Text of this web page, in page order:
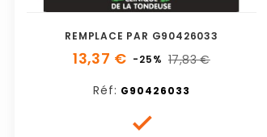
REMPLACE PAR G90426033
13,37 € -25% 17,83 €
Réf: G90426033
